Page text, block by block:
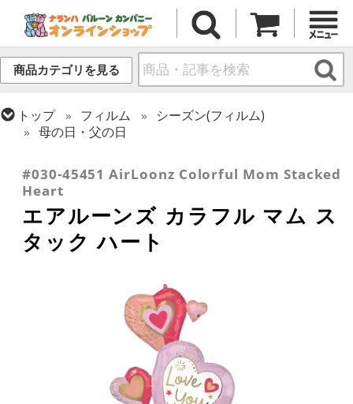
商品カテゴリを見る
トップ フィルム
シーズン(フィルム)
母の日・父の日
エアー・スタンディング(空気自立型) バルーン
#030-45451 AirLoonz Colorful Mom Stacked
Heart
エアルーンズ カラフル マム ス
タック ハート